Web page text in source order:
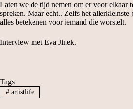
Laten we de tijd nemen om er voor elkaar
spreken. Maar echt.. Zelfs het allerkleinste
alles betekenen voor iemand die worstelt.
Interview met Eva Jinek.
Tags
#artistlife